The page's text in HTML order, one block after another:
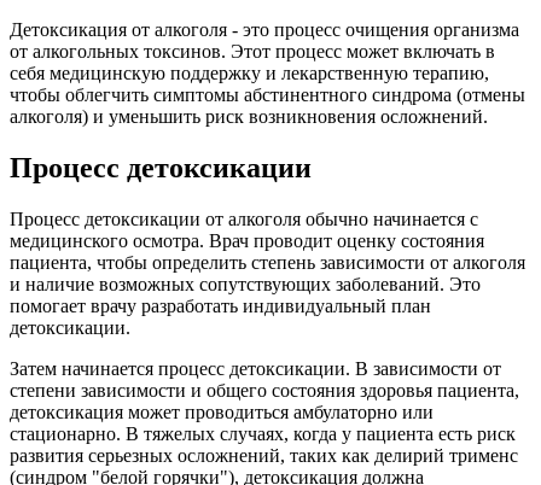
Детоксикация от алкоголя - это процесс очищения организма
от алкогольных токсинов. Этот процесс может включать в
себя медицинскую поддержку и лекарственную терапию,
чтобы облегчить симптомы абстинентного синдрома (отмены
алкоголя) и уменьшить риск возникновения осложнений.
Процесс детоксикации
Процесс детоксикации от алкоголя обычно начинается с
медицинского осмотра. Врач проводит оценку состояния
пациента, чтобы определить степень зависимости от алкоголя
и наличие возможных сопутствующих заболеваний. Это
помогает врачу разработать индивидуальный план
детоксикации.
Затем начинается процесс детоксикации. В зависимости от
степени зависимости и общего состояния здоровья пациента,
детоксикация может проводиться амбулаторно или
стационарно. В тяжелых случаях, когда у пациента есть риск
развития серьезных осложнений, таких как делирий трименс
(синдром "белой горячки"), детоксикация должна